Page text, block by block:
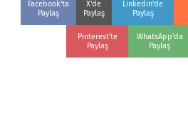
Facebook'ta
Paylaş
X'de
Paylaş
Linkedin'de
Paylaş
Pinterest'te
Paylaş
WhatsApp'da
Paylaş